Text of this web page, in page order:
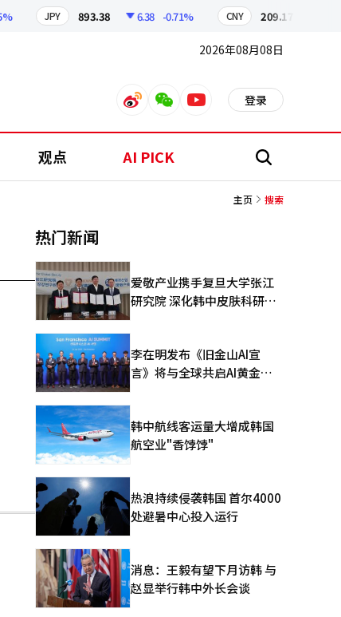
JPY 893.38 6.38 -0.71% CNY 209.17
2026年08月08日
weiboweixinyoutube 登录
观点 AI PICK 搜
主页 搜索
热门新闻
爱敬产业携手复旦大学张江
研究院 深化韩中皮肤科研合
李在明发布《旧金山AI宣
言》将与全球共启AI黄金时
韩中航线客运量大增成韩国
航空业"香饽饽"
热浪持续侵袭韩国 首尔4000
处避暑中心投入运行
消息：王毅有望下月访韩 与
赵显举行韩中外长会谈